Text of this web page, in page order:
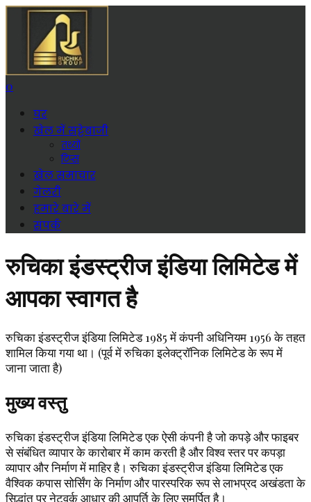
0
घर
खेल में सट्टेबाजी
तथ्यों
टिप्स
खेल समाचार
गेलरी
हमारे बारे में
संपर्क
रुचिका इंडस्ट्रीज इंडिया लिमिटेड में
आपका स्वागत है
रुचिका इंडस्ट्रीज इंडिया लिमिटेड 1985 में कंपनी अधिनियम 1956 के तहत
शामिल किया गया था। (पूर्व में रुचिका इलेक्ट्रॉनिक लिमिटेड के रूप में
जाना जाता है)
मुख्य वस्तु
रुचिका इंडस्ट्रीज इंडिया लिमिटेड एक ऐसी कंपनी है जो कपड़े और फाइबर
से संबंधित व्यापार के कारोबार में काम करती है और विश्व स्तर पर कपड़ा
व्यापार और निर्माण में माहिर है। रुचिका इंडस्ट्रीज इंडिया लिमिटेड एक
वैश्विक कपास सोर्सिंग के निर्माण और पारस्परिक रूप से लाभप्रद अखंडता के
सिद्धांत पर नेटवर्क आधार की आपूर्ति के लिए समर्पित है।